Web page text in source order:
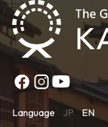
Language JP EN